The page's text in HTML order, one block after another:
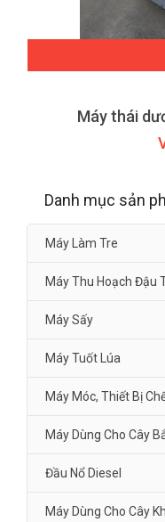
Máy thái
Danh mục sản
Máy Làm Tre
Máy Thu Hoạch Đậu
Máy Sấy
Máy Tuốt Lúa
Máy Móc, Thiết Bị
Máy Dùng Cho Cây
Đầu Nổ Diesel
Máy Dùng Cho Cây